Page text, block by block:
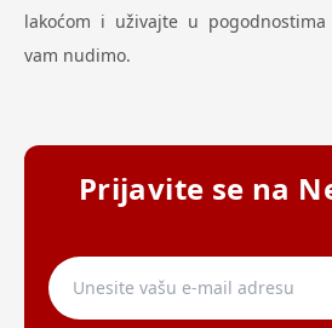
lakoćom i uživajte u
vam nudimo.
Prijavite se na